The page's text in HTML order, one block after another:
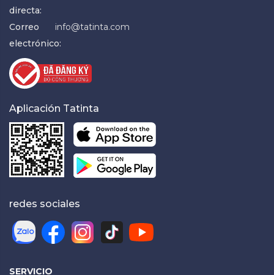
directa:
Correo
electrónico:
info@tatinta.com
Aplicación Tatinta
redes sociales
SERVICIO